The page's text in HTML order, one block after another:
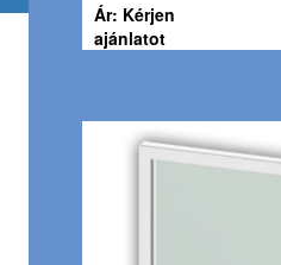
Ár: Kérjen
ajánlatot